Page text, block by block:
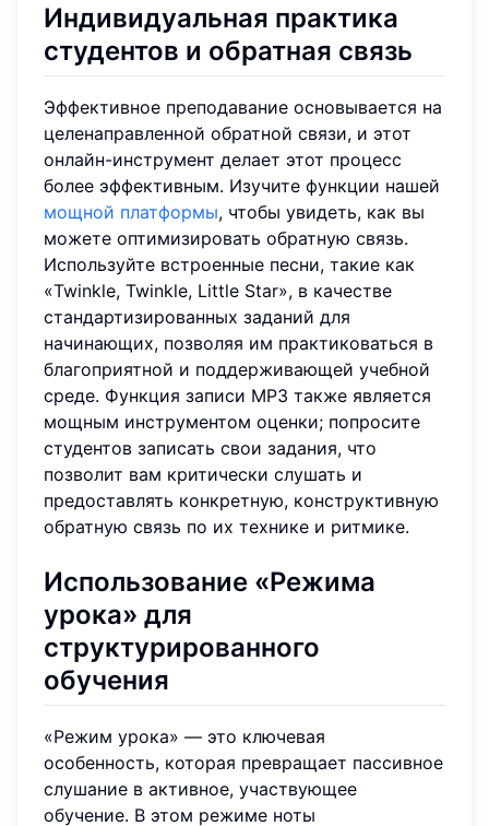
Индивидуальная практика
студентов и обратная связь
Эффективное преподавание основывается на
целенаправленной обратной связи, и этот
онлайн-инструмент делает этот процесс
более эффективным. Изучите функции нашей
мощной платформы, чтобы увидеть, как вы
можете оптимизировать обратную связь.
Используйте встроенные песни, такие как
«Twinkle, Twinkle, Little Star», в качестве
стандартизированных заданий для
начинающих, позволяя им практиковаться в
благоприятной и поддерживающей учебной
среде. Функция записи MP3 также является
мощным инструментом оценки; попросите
студентов записать свои задания, что
позволит вам критически слушать и
предоставлять конкретную, конструктивную
обратную связь по их технике и ритмике.
Использование «Режима
урока» для
структурированного
обучения
«Режим урока» — это ключевая
особенность, которая превращает пассивное
слушание в активное, участвующее
обучение. В этом режиме ноты